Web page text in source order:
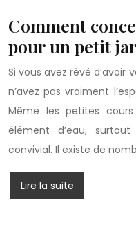
Comment
pour un petit
Si vous avez rêvé d’avoir
n’avez pas vraiment
Même les petites
élément d’eau,
convivial. Il existe de
Lire la suite